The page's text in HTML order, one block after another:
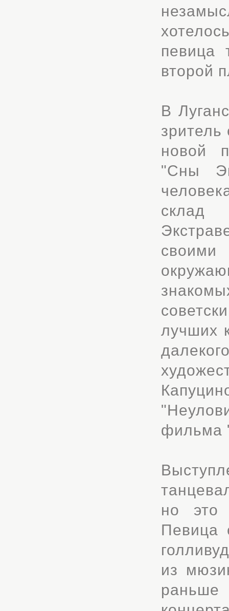
певица
второй
В
новой
"Сны
склад
лучших
фильма
но это
Певица
из